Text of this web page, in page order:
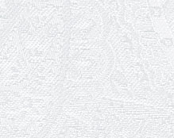
09.02.2026
Пішов з життя Ігор
06.02.2026
Пішов з життя
03.02.2026
Ювілей